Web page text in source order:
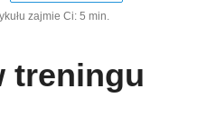
zajmie Ci: 5 min.
treningu